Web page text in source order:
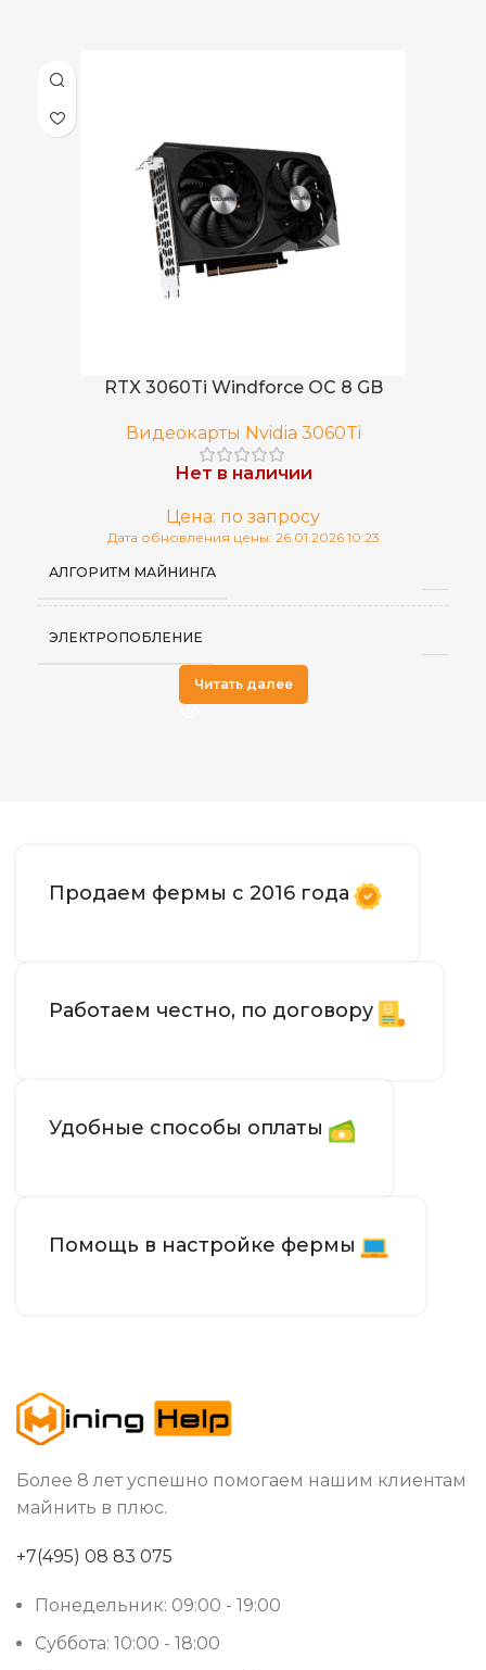
RTX 3060Ti Windforce OC 8 GB
Видеокарты Nvidia 3060Ti
Нет в наличии
Цена: по запросу
Дата обновления цены: 26.01.2026 10:23
АЛГОРИТМ МАЙНИНГА
ЭЛЕКТРОПОБЛЕНИЕ
Читать далее
Продаем фермы с 2016 года
Работаем честно, по договору
Удобные способы оплаты
Помощь в настройке фермы
Более 8 лет успешно помогаем нашим клиентам
майнить в плюс.
+7(495) 08 83 075
Понедельник: 09:00 - 19:00
Суббота: 10:00 - 18:00